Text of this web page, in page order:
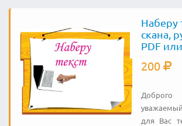
Наберу
скана,
PDF
200
Доброго
для Вас